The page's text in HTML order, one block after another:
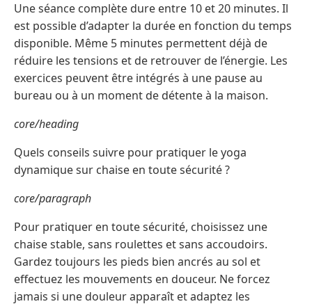
Une séance complète dure entre 10 et 20 minutes. Il
est possible d’adapter la durée en fonction du temps
disponible. Même 5 minutes permettent déjà de
réduire les tensions et de retrouver de l’énergie. Les
exercices peuvent être intégrés à une pause au
bureau ou à un moment de détente à la maison.
core/heading
Quels conseils suivre pour pratiquer le yoga
dynamique sur chaise en toute sécurité ?
core/paragraph
Pour pratiquer en toute sécurité, choisissez une
chaise stable, sans roulettes et sans accoudoirs.
Gardez toujours les pieds bien ancrés au sol et
effectuez les mouvements en douceur. Ne forcez
jamais si une douleur apparaît et adaptez les